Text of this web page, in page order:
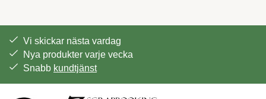
Vi skickar nästa vardag
Nya produkter varje vecka
Snabb kundtjänst